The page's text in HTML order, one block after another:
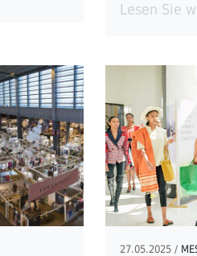
Lesen Sie
27.05.2025 /